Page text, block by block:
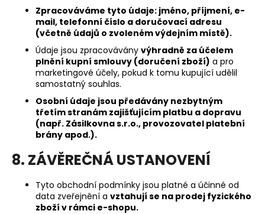
Zpracováváme tyto údaje: jméno, příjmení, e-
mail, telefonní číslo a doručovací adresu
(včetně údajů o zvoleném výdejním místě).
Údaje jsou zpracovávány výhradně za účelem
plnění kupní smlouvy (doručení zboží) a pro
marketingové účely, pokud k tomu kupující udělil
samostatný souhlas.
Osobní údaje jsou předávány nezbytným
třetím stranám zajišťujícím platbu a dopravu
(např. Zásilkovna s.r.o., provozovatel platební
brány apod.).
8. ZÁVĚREČNÁ USTANOVENÍ
Tyto obchodní podmínky jsou platné a účinné od
data zveřejnění a vztahují se na prodej fyzického
zboží v rámci e-shopu.